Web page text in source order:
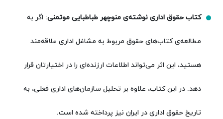
کتاب حقوق اداری نوشته‌ی منوچهر طباطبایی موتمنی: اگر به
مطالعه‌ی کتاب‌های حقوق مربوط به مشاغل اداری علاقه‌مند
هستید، این اثر می‌تواند اطلاعات ارزنده‌ای را در اختیارتان قرار
دهد. در این کتاب، علاوه بر تحلیل سازمان‌های اداری فعلی، به
تاریخ حقوق اداری در ایران نیز پرداخته شده است.